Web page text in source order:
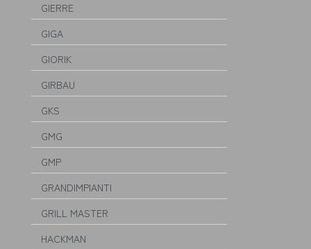
GIERRE
GIGA
GIORIK
GIRBAU
GKS
GMG
GMP
GRANDIMPIANTI
GRILL MASTER
HACKMAN